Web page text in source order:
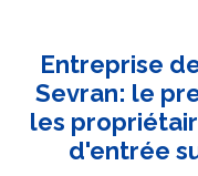
Entreprise
Sevran: le
les
d'entrée